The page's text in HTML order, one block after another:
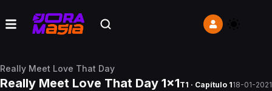
Really Meet Love That Day
Really Meet Love That Day 1x1T1 · Capítulo 118-01-2021